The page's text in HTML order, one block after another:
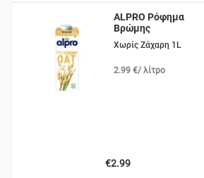
ALPRO Ρόφημα
Βρώμης
Χωρίς Ζάχαρη 1L
2.99 €/ λίτρο
€2.99